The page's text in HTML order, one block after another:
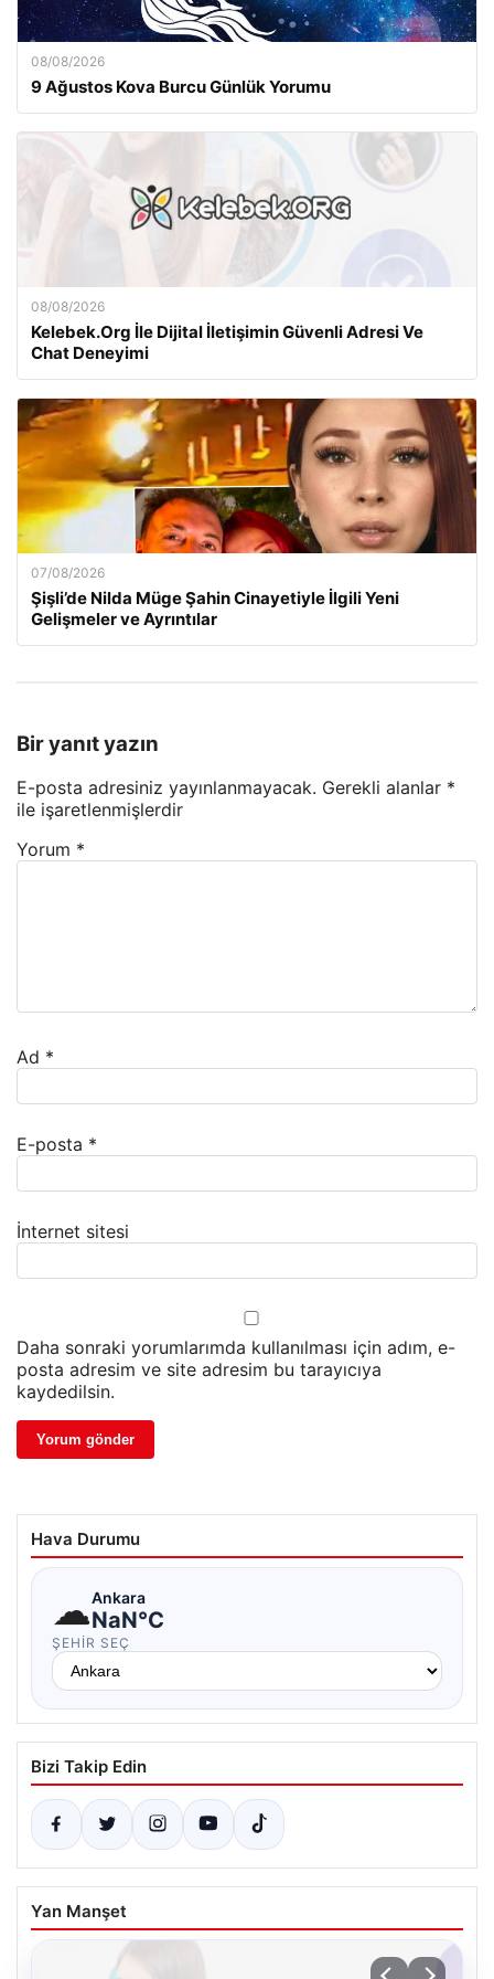
08/08/2026
9 Ağustos Kova Burcu Günlük Yorumu
08/08/2026
Kelebek.Org İle Dijital İletişimin Güvenli Adresi Ve
Chat Deneyimi
07/08/2026
Şişli’de Nilda Müge Şahin Cinayetiyle İlgili Yeni
Gelişmeler ve Ayrıntılar
Bir yanıt yazın
E-posta adresiniz yayınlanmayacak. Gerekli alanlar *
ile işaretlenmişlerdir
Yorum *
Ad *
E-posta *
İnternet sitesi
Daha sonraki yorumlarımda kullanılması için adım, e-
posta adresim ve site adresim bu tarayıcıya
kaydedilsin.
Hava Durumu
☁Ankara
NaN°C
ŞEHIR SEÇ
Bizi Takip Edin
Yan Manşet